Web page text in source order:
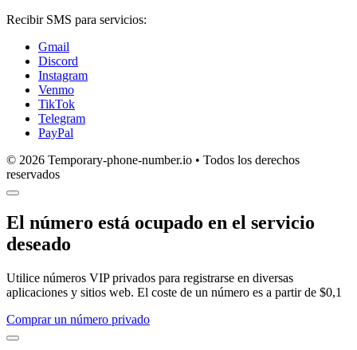
Recibir SMS para servicios:
Gmail
Discord
Instagram
Venmo
TikTok
Telegram
PayPal
© 2026 Temporary-phone-number.io • Todos los derechos
reservados
El número está ocupado en el servicio
deseado
Utilice números VIP privados para registrarse en diversas
aplicaciones y sitios web. El coste de un número es a partir de $0,1
Comprar un número privado